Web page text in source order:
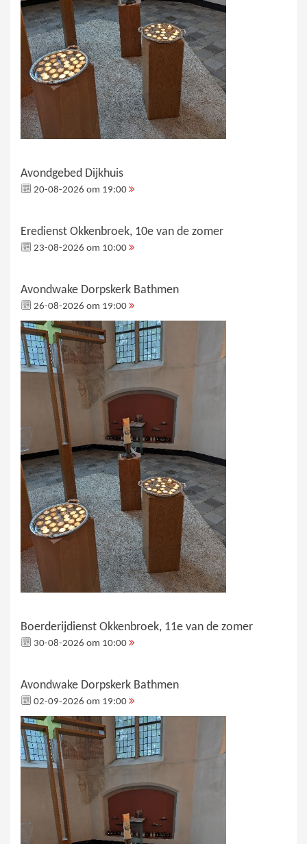
Avondgebed Dijkhuis
20-08-2026 om 19:00
Eredienst Okkenbroek, 10e van de zomer
23-08-2026 om 10:00
Avondwake Dorpskerk Bathmen
26-08-2026 om 19:00
Boerderijdienst Okkenbroek, 11e van de zomer
30-08-2026 om 10:00
Avondwake Dorpskerk Bathmen
02-09-2026 om 19:00